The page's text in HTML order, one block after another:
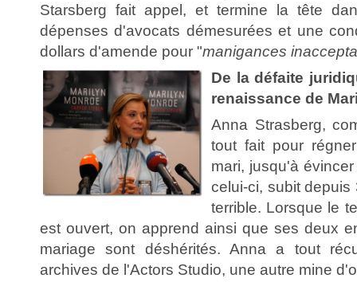
Starsberg fait appel, et termine la tête
dépenses d'avocats démesurées et une
dollars d'amende pour "manigances
De la défaite
renaissance de
Anna Strasberg,
tout fait pour
mari, jusqu'à
celui-ci, subit
terrible. Lorsque le
est ouvert, on apprend ainsi que ses deux
mariage sont déshérités. Anna a tout
archives de l'Actors Studio, une autre mine